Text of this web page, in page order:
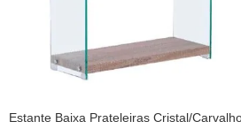
Estante Baixa Prateleiras Cristal/